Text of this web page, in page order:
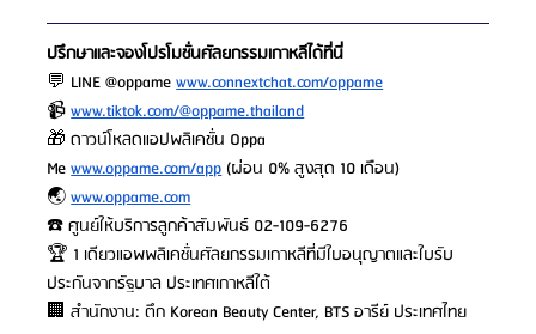
ปรึกษาและจองโปรโมชั่นศัลยกรรมเกาหลีได้ที่นี่
💬 LINE @oppamewww.connextchat.com/oppame
📹www.tiktok.com/@oppame.thailand
🎁 ดาวน์โหลดแอปพลิเคชั่น Oppa
Mewww.oppame.com/app (ผ่อน 0% สูงสุด 10 เดือน)
🌏www.oppame.com
☎️ ศูนย์ให้บริการลูกค้าสัมพันธ์ 02-109-6276
🏆 1 เดียวแอพพลิเคชั่นศัลยกรรมเกาหลีที่มีใบอนุญาตและใบรับ
ประกันจากรัฐบาล ประเทศเกาหลีใต้
🏢 สำนักงาน: ตึก Korean Beauty Center, BTS อารีย์ ประเทศไทย